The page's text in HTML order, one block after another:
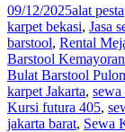
09/12/2025alat pesta
karpet bekasi, Jasa
barstool, Rental
Barstool Kemayoran
Bulat Barstool
karpet Jakarta, sewa
Kursi futura 405,
jakarta barat, Sewa